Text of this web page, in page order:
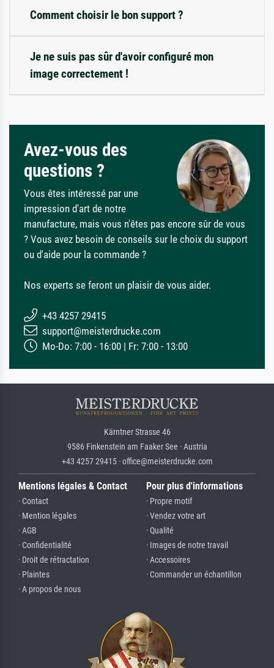
Comment choisir le bon support ?
Je ne suis pas sûr d'avoir configuré mon
image correctement !
Avez-vous des
questions ?
Vous êtes intéressé par une
impression d'art de notre
manufacture, mais vous n'êtes pas encore sûr de vous
? Vous avez besoin de conseils sur le choix du support
ou d'aide pour la commande ?
Nos experts se feront un plaisir de vous aider.
+43 4257 29415
support@meisterdrucke.com
Mo-Do: 7:00 - 16:00 | Fr: 7:00 - 13:00
Kärntner Strasse 46
9586 Finkenstein am Faaker See · Austria
+43 4257 29415 · office@meisterdrucke.com
Mentions légales & Contact
· Contact
· Mention légales
· AGB
· Confidentialité
· Droit de rétractation
· Plaintes
· A propos de nous
Pour plus d'informations
· Propre motif
· Vendez votre art
· Qualité
· Images de notre travail
· Accessoires
· Commander un échantillon